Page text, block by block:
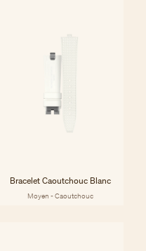
Bracelet Caoutchouc Blanc
Moyen - Caoutchouc